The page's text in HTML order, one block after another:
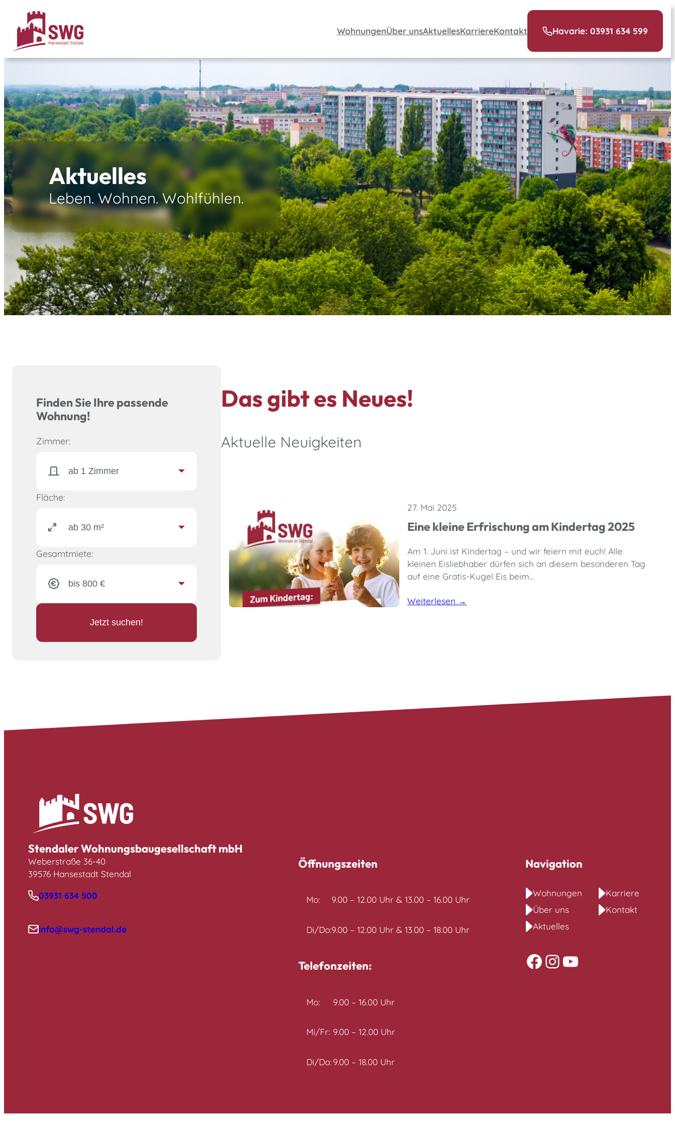
WohnungenÜber unsAktuellesKarriereKontakt Havarie: 03931 634 599
Aktuelles
Leben. Wohnen. Wohlfühlen.
Finden Sie Ihre passende
Wohnung!
Zimmer:
Fläche:
Gesamtmiete:
Jetzt suchen!
Das gibt es Neues!
Aktuelle Neuigkeiten
27. Mai 2025
Eine kleine Erfrischung am Kindertag 2025
Am 1. Juni ist Kindertag – und wir feiern mit euch! Alle
kleinen Eisliebhaber dürfen sich an diesem besonderen Tag
auf eine Gratis-Kugel Eis beim…
Weiterlesen →
Stendaler Wohnungsbaugesellschaft mbH
Weberstraße 36-40
39576 Hansestadt Stendal
03931 634 500
info@swg-stendal.de
Öffnungszeiten
Mo: 9.00 – 12.00 Uhr & 13.00 – 16.00 Uhr
Di/Do:9.00 – 12.00 Uhr & 13.00 – 18.00 Uhr
Telefonzeiten:
Mo: 9.00 – 16.00 Uhr
Mi/Fr: 9.00 – 12.00 Uhr
Di/Do:9.00 – 18.00 Uhr
Navigation
Wohnungen
Über uns
Aktuelles
Karriere
Kontakt
Facebook
Instagram
YouTube